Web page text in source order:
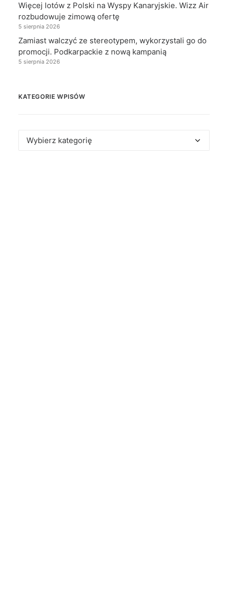
Więcej lotów z Polski na Wyspy Kanaryjskie. Wizz Air
rozbudowuje zimową ofertę
5 sierpnia 2026
Zamiast walczyć ze stereotypem, wykorzystali go do
promocji. Podkarpackie z nową kampanią
5 sierpnia 2026
KATEGORIE WPISÓW
Kategorie